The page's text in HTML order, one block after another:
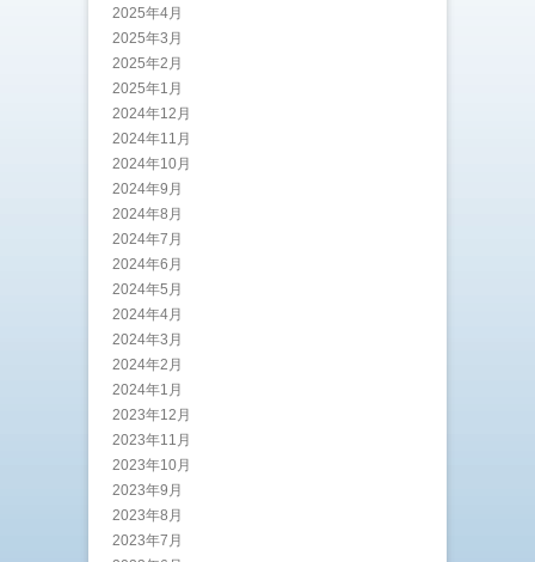
2025年4月
2025年3月
2025年2月
2025年1月
2024年12月
2024年11月
2024年10月
2024年9月
2024年8月
2024年7月
2024年6月
2024年5月
2024年4月
2024年3月
2024年2月
2024年1月
2023年12月
2023年11月
2023年10月
2023年9月
2023年8月
2023年7月